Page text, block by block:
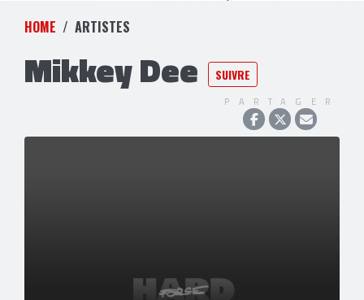
HOME ARTISTES
Mikkey Dee SUIVRE
PARTAGER